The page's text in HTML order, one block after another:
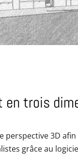
en trois
perspective 3D
grâce au